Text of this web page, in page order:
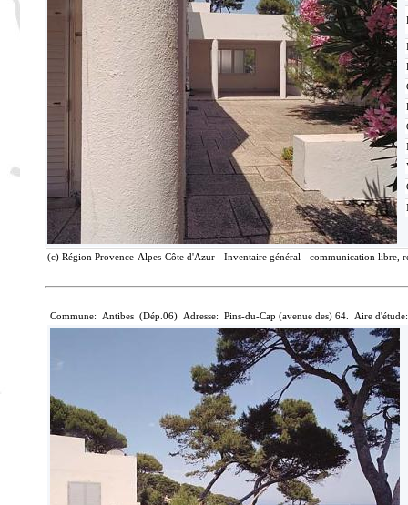
(c) Région Provence-Alpes-Côte d'Azur - Inventaire général - communication libre,
Commune: Antibes (Dép.06) Adresse: Pins-du-Cap (avenue des) 64. Aire